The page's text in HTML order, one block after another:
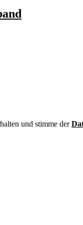
und stimme der